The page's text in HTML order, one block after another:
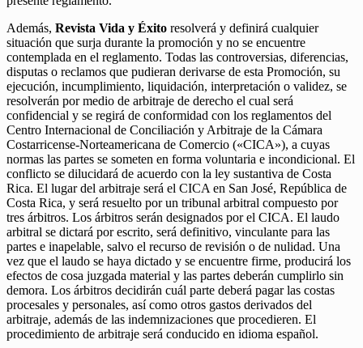
Además, Revista Vida y Éxito resolverá y definirá cualquier
situación que surja durante la promoción y no se encuentre
contemplada en el reglamento. Todas las controversias, diferencias,
disputas o reclamos que pudieran derivarse de esta Promoción, su
ejecución, incumplimiento, liquidación, interpretación o validez, se
resolverán por medio de arbitraje de derecho el cual será
confidencial y se regirá de conformidad con los reglamentos del
Centro Internacional de Conciliación y Arbitraje de la Cámara
Costarricense-Norteamericana de Comercio («CICA»), a cuyas
normas las partes se someten en forma voluntaria e incondicional. El
conflicto se dilucidará de acuerdo con la ley sustantiva de Costa
Rica. El lugar del arbitraje será el CICA en San José, República de
Costa Rica, y será resuelto por un tribunal arbitral compuesto por
tres árbitros. Los árbitros serán designados por el CICA. El laudo
arbitral se dictará por escrito, será definitivo, vinculante para las
partes e inapelable, salvo el recurso de revisión o de nulidad. Una
vez que el laudo se haya dictado y se encuentre firme, producirá los
efectos de cosa juzgada material y las partes deberán cumplirlo sin
demora. Los árbitros decidirán cuál parte deberá pagar las costas
procesales y personales, así como otros gastos derivados del
arbitraje, además de las indemnizaciones que procedieren. El
procedimiento de arbitraje será conducido en idioma español.